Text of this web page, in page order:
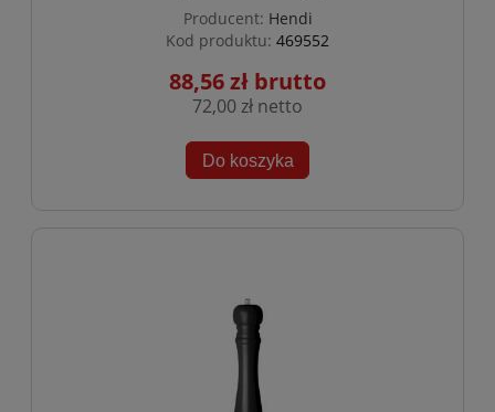
Producent: Hendi
Kod produktu: 469552
88,56 zł
72,00 zł
Do koszyka